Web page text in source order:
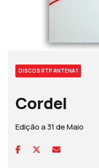
DISCOS RTP ANTENA 1
Cordel
Edição a 31 de Maio